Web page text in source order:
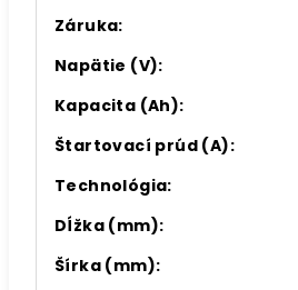
Záruka:
Napätie (V):
Kapacita (Ah):
Štartovací prúd (A):
Technológia:
Dĺžka (mm):
Šírka (mm):